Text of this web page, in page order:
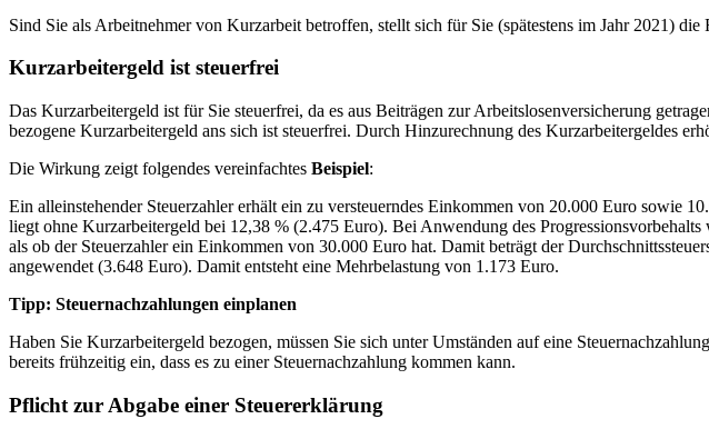
Sind Sie als Arbeitnehmer von Kurzarbeit betroffen, stellt sich für Sie (spätestens im Jahr 2021)
Kurzarbeitergeld ist steuerfrei
Das Kurzarbeitergeld ist für Sie steuerfrei, da es aus Beiträgen zur Arbeitslosenversicherung
bezogene Kurzarbeitergeld ans sich ist steuerfrei. Durch Hinzurechnung des Kurzarbeitergeldes
Die Wirkung zeigt folgendes vereinfachtes Beispiel:
Ein alleinstehender Steuerzahler erhält ein zu versteuerndes Einkommen von 20.000 Euro sowie
liegt ohne Kurzarbeitergeld bei 12,38 % (2.475 Euro). Bei Anwendung des
als ob der Steuerzahler ein Einkommen von 30.000 Euro hat. Damit beträgt der
angewendet (3.648 Euro). Damit entsteht eine Mehrbelastung von 1.173 Euro.
Tipp: Steuernachzahlungen einplanen
Haben Sie Kurzarbeitergeld bezogen, müssen Sie sich unter Umständen auf eine
bereits frühzeitig ein, dass es zu einer Steuernachzahlung kommen kann.
Pflicht zur Abgabe einer Steuererklärung